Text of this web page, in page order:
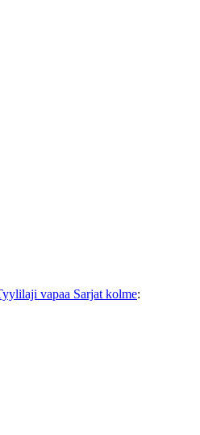
vapaa Sarjat kolme: